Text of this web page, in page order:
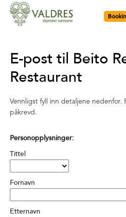
E-post til Beito
Restaurant
Vennligst fyll inn detaljene nedenfor.
påkrevd.
Personopplysninger:
Tittel
Fornavn
Etternavn